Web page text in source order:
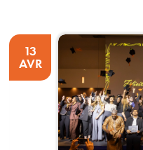
13
AVR